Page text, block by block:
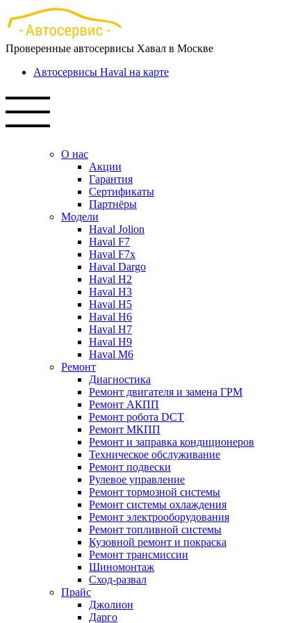
Перейти
к
основному
содержанию
Проверенные автосервисы Хавал в Москве
Автосервисы Haval на карте
О нас
Акции
Гарантия
Сертификаты
Партнёры
Модели
Haval Jolion
Haval F7
Haval F7x
Haval Dargo
Haval H2
Haval H3
Haval H5
Haval H6
Haval H7
Haval H9
Haval M6
Ремонт
Диагностика
Ремонт двигателя и замена ГРМ
Ремонт АКПП
Ремонт робота DCT
Ремонт МКПП
Ремонт и заправка кондиционеров
Техническое обслуживание
Ремонт подвески
Рулевое управление
Ремонт тормозной системы
Ремонт системы охлаждения
Ремонт электрооборудования
Ремонт топливной системы
Кузовной ремонт и покраска
Ремонт трансмиссии
Шиномонтаж
Сход-развал
Прайс
Джолион
Дарго